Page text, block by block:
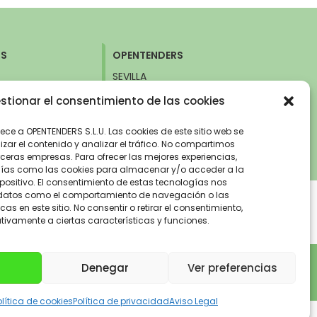
el consentimiento de las cookies
a OPENTENDERS S.L.U. Las cookies de este sitio web se
el contenido y analizar el tráfico. No compartimos
empresas. Para ofrecer las mejores experiencias,
como las cookies para almacenar y/o acceder a la
El consentimiento de estas tecnologías nos
como el comportamiento de navegación o las
en este sitio. No consentir o retirar el consentimiento,
a ciertas características y funciones.
Denegar Ver preferencias
de cookiesPolítica de privacidadAviso Legal
(Nuevos
OPENTENDERS
SEVILLA
41020 Sevilla
eficiente y sostenible de la Unión
para la transición Ecológica y el